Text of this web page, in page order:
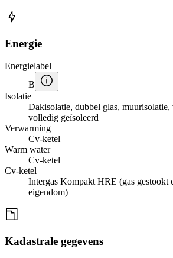
Energie
Energielabel
B
Isolatie
Dakisolatie, dubbel glas, muurisolatie,
volledig geïsoleerd
Verwarming
Cv-ketel
Warm water
Cv-ketel
Cv-ketel
Intergas Kompakt HRE (gas gestookt
eigendom)
Kadastrale gegevens